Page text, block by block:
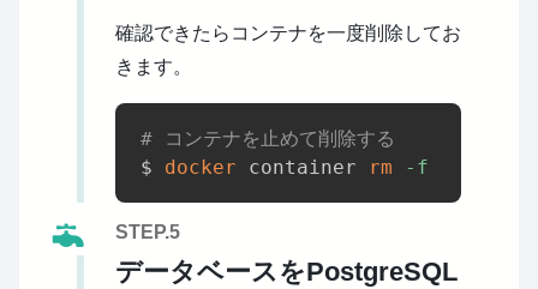
確認できたらコンテナを一度削除してお
きます。
# コンテナを止めて削除する
$ docker container rm -f
STEP.5
データベースをPostgreSQL